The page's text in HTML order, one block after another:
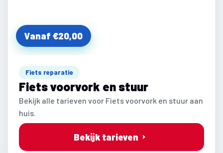
Vanaf €20,00
Fiets reparatie
Fiets voorvork en stuur
Bekijk alle tarieven voor Fiets voorvork en stuur aan
huis.
Bekijk tarieven